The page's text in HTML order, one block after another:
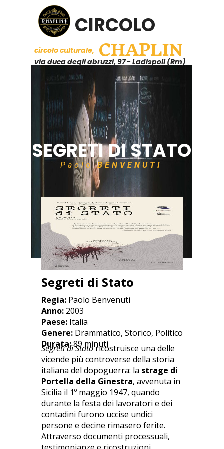
CIRCOLO
CHAPLIN
circolo culturale,
via duca degli abruzzi, 97 - Ladispoli (Rm)
SEGRETI DI STATO
PaoloBENVENUTI
Segreti di Stato
Regia: Paolo Benvenuti
Anno: 2003
Paese: Italia
Genere: Drammatico, Storico, Politico
Durata:89 minuti
Segreti di Statoricostruisce una delle
vicende più controverse della storia
italiana del dopoguerra: la strage di
Portella della Ginestra, avvenuta in
Sicilia il 1º maggio 1947, quando
durante la festa dei lavoratori e dei
contadini furono uccise undici
persone e decine rimasero ferite.
Attraverso documenti processuali,